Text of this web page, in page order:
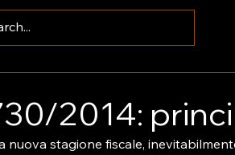
2014:
nuova stagione fiscale,